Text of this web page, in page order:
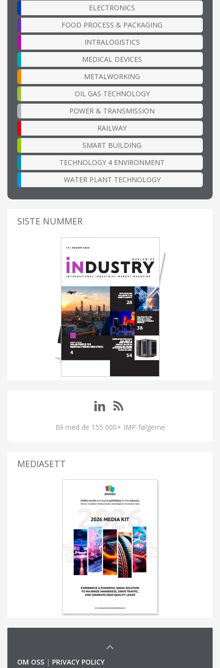
ELECTRONICS
FOOD PROCESS & PACKAGING
INTRALOGISTICS
MEDICAL DEVICES
METALWORKING
OIL GAS TECHNOLOGY
POWER & TRANSMISSION
RAILWAY
SMART BUILDING
TECHNOLOGY 4 ENVIRONMENT
WATER PLANT TECHNOLOGY
SISTE NUMMER
Bli med de 155 000+ IMP-følgerne
MEDIASETT
OM OSS | PRIVACY POLICY